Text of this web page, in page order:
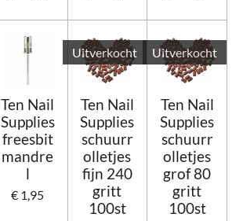
Ten Nail
Supplies
freesbit
mandre
l
€ 1,95
Uitverkocht
Ten Nail
Supplies
schuurr
olletjes
fijn 240
gritt
100st
Uitverkocht
Ten Nail
Supplies
schuurr
olletjes
grof 80
gritt
100st